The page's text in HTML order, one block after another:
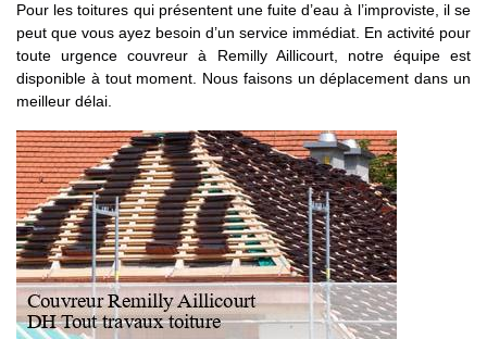
Pour les toitures qui présentent une fuite d’eau à l’improviste, il se
peut que vous ayez besoin d’un service immédiat. En activité pour
toute urgence couvreur à Remilly Aillicourt, notre équipe est
disponible à tout moment. Nous faisons un déplacement dans un
meilleur délai.